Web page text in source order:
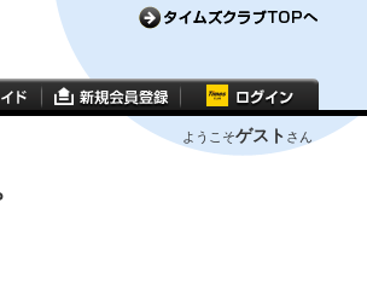
ようこそゲスト さん